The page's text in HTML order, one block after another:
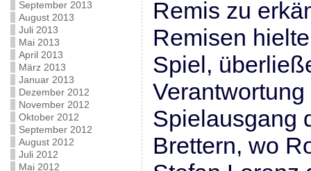
September 2013
August 2013
Juli 2013
Mai 2013
April 2013
März 2013
Januar 2013
Dezember 2012
November 2012
Oktober 2012
September 2012
August 2012
Juli 2012
Mai 2012
Remis zu
Remisen
Spiel,
Spielausgang
Brettern, wo